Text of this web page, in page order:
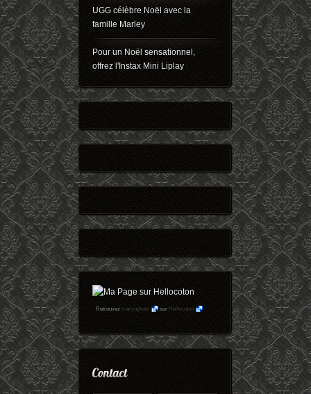
UGG célèbre Noël avec la
famille Marley
Pour un Noël sensationnel,
offrez l'Instax Mini Liplay
Retrouvezmaryophoto surHellocoton